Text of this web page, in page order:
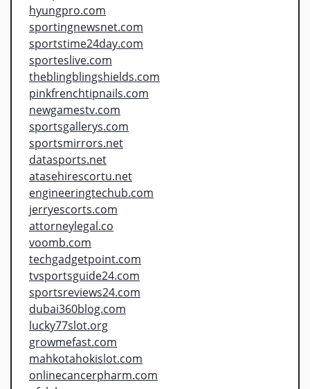
hyungpro.com
sportingnewsnet.com
sportstime24day.com
sporteslive.com
theblingblingshields.com
pinkfrenchtipnails.com
newgamestv.com
sportsgallerys.com
sportsmirrors.net
datasports.net
atasehirescortu.net
engineeringtechub.com
jerryescorts.com
attorneylegal.co
voomb.com
techgadgetpoint.com
tvsportsguide24.com
sportsreviews24.com
dubai360blog.com
lucky77slot.org
growmefast.com
mahkotahokislot.com
onlinecancerpharm.com